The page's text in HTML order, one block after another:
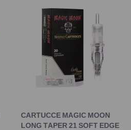
CARTUCCE MAGIC MOON
LONG TAPER 21 SOFT EDGE